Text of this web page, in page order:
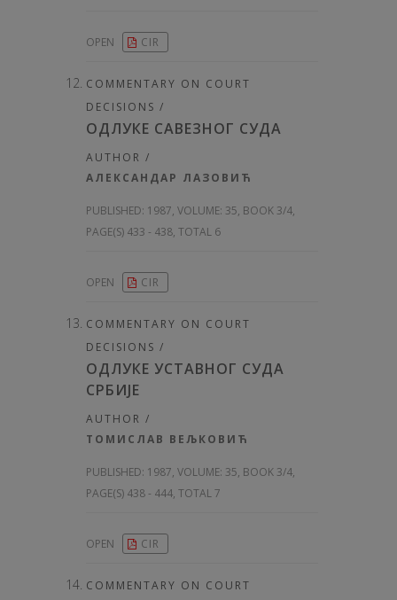
OPEN CIR
COMMENTARY ON COURT
DECISIONS /
ОДЛУКЕ САВЕЗНОГ СУДА
AUTHOR /
АЛЕКСАНДАР ЛАЗОВИЋ
PUBLISHED: 1987, VOLUME: 35, BOOK 3/4,
PAGE(S) 433 - 438, TOTAL 6
OPEN CIR
COMMENTARY ON COURT
DECISIONS /
ОДЛУКЕ УСТАВНОГ СУДА
СРБИЈЕ
AUTHOR /
ТОМИСЛАВ ВЕЉКОВИЋ
PUBLISHED: 1987, VOLUME: 35, BOOK 3/4,
PAGE(S) 438 - 444, TOTAL 7
OPEN CIR
COMMENTARY ON COURT